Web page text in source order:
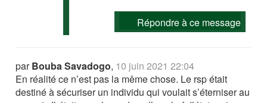
Répondre à ce message
parBouba Savadogo, 10 juin 2021 22:04
En réalité ce n’est pas la même chose. Le rsp était
destiné à sécuriser un individu qui voulait s’éterniser au